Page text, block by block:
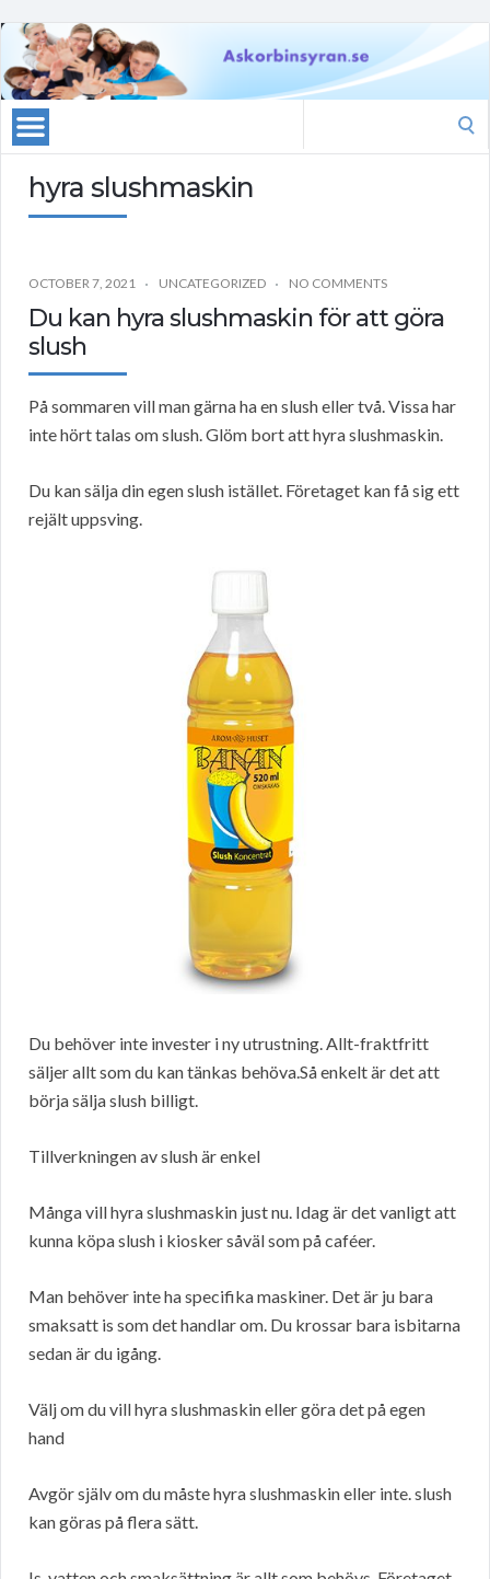
hyra slushmaskin
OCTOBER 7, 2021 UNCATEGORIZED NO COMMENTS
Du kan hyra slushmaskin för att göra
slush
På sommaren vill man gärna ha en slush eller två. Vissa har
inte hört talas om slush. Glöm bort att hyra slushmaskin.
Du kan sälja din egen slush istället. Företaget kan få sig ett
rejält uppsving.
Du behöver inte invester i ny utrustning. Allt-fraktfritt
säljer allt som du kan tänkas behöva.Så enkelt är det att
börja sälja slush billigt.
Tillverkningen av slush är enkel
Många vill hyra slushmaskin just nu. Idag är det vanligt att
kunna köpa slush i kiosker såväl som på caféer.
Man behöver inte ha specifika maskiner. Det är ju bara
smaksatt is som det handlar om. Du krossar bara isbitarna
sedan är du igång.
Välj om du vill hyra slushmaskin eller göra det på egen
hand
Avgör själv om du måste hyra slushmaskin eller inte. slush
kan göras på flera sätt.